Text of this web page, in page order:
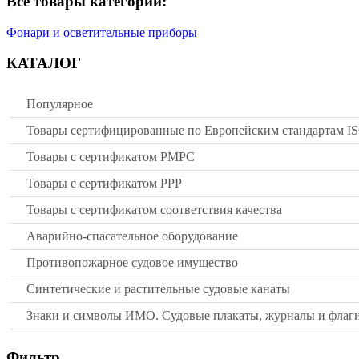
Фонари и осветительные приборы
КАТАЛОГ
Популярное
Товары сертифицированные по Европейским стандартам
Товары с сертификатом РМРС
Товары с сертификатом РРР
Товары с сертификатом соответствия качества
Аварийно-спасательное оборудование
Противопожарное судовое имущество
Синтетические и растительные судовые канаты
Знаки и символы ИМО. Судовые плакаты, журналы и